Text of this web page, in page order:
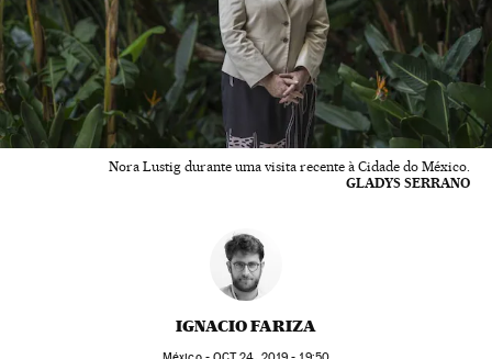
Nora Lustig durante uma visita recente à Cidade do México.
GLADYS SERRANO
IGNACIO FARIZA